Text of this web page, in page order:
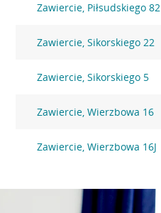
Zawiercie, Piłsudskiego 82
Zawiercie, Sikorskiego 22
Zawiercie, Sikorskiego 5
Zawiercie, Wierzbowa 16
Zawiercie, Wierzbowa 16J